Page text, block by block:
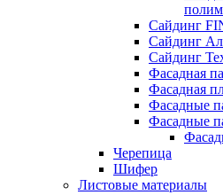
Сайдинг
Сайдинг
Сайдинг
Фасадная
Фасадная
Фасадные
Фасадные
Черепица
Шифер
Листовые материалы